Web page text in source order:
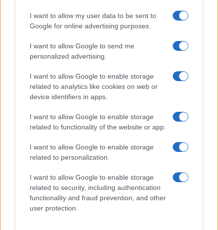
I want to allow my user data to be sent to
Google for online advertising purposes.
I want to allow Google to send me
personalized advertising.
I want to allow Google to enable storage
related to analytics like cookies on web or
device identifiers in apps.
I want to allow Google to enable storage
related to functionality of the website or app.
I want to allow Google to enable storage
related to personalization.
I want to allow Google to enable storage
related to security, including authentication
functionality and fraud prevention, and other
user protection.
Νετανιάχου σε αντίθετη ρότα από Τραμπ για Γάζα και Ιράν
ΕΛΛΑΔΑ
Red code στη χώρα λόγω των θυελλωδών ανέμων –
Έκτακτη σύσκεψη της επιτροπής Εκτίμησης Κινδύνου
09/08/26 - 13:43
Οι Χούθι δοκιμάζουν το Σύμφωνο της Μέκκας: Θα
Αραβία;
ΔΙΕΘΝΗ
Πώς θα ήταν η Ευρώπη χωρίς ποτάμια;
ΔΙΕΘΝΗ
Το Χονγκ Κονγκ κατέγραψε ρεκόρ ζέστης με 36,9
βαθμούς Κελσίου